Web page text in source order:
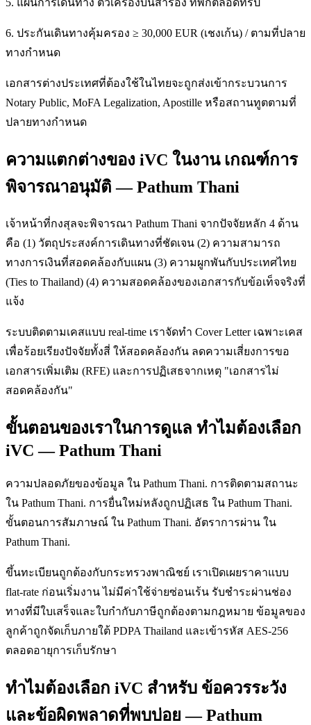
5. แผนการเดินทาง ตั๋วเครื่องบินสำรอง ที่พักตลอดทริป
6. ประกันเดินทางคุ้มครอง ≥ 30,000 EUR (เชงเก้น) / ตามที่ปลาย
ทางกำหนด
เอกสารต่างประเทศที่ต้องใช้ในไทยจะถูกส่งเข้ากระบวนการ
Notary Public, MoFA Legalization, Apostille หรือสถานทูตตามที่
ปลายทางกำหนด
ความแตกต่างของ iVC ในงาน เกณฑ์การ
พิจารณาอนุมัติ — Pathum Thani
เจ้าหน้าที่กงสุลจะพิจารณา Pathum Thani จากปัจจัยหลัก 4 ด้าน
คือ (1) วัตถุประสงค์การเดินทางที่ชัดเจน (2) ความสามารถ
ทางการเงินที่สอดคล้องกับแผน (3) ความผูกพันกับประเทศไทย
(Ties to Thailand) (4) ความสอดคล้องของเอกสารกับข้อเท็จจริงที่
แจ้ง
ระบบติดตามเคสแบบ real-time เราจัดทำ Cover Letter เฉพาะเคส
เพื่อร้อยเรียงปัจจัยทั้งสี่ ให้สอดคล้องกัน ลดความเสี่ยงการขอ
เอกสารเพิ่มเติม (RFE) และการปฏิเสธจากเหตุ "เอกสารไม่
สอดคล้องกัน"
ขั้นตอนของเราในการดูแล ทำไมต้องเลือก
iVC — Pathum Thani
ความปลอดภัยของข้อมูล ใน Pathum Thani. การติดตามสถานะ
ใน Pathum Thani. การยื่นใหม่หลังถูกปฏิเสธ ใน Pathum Thani.
ขั้นตอนการสัมภาษณ์ ใน Pathum Thani. อัตราการผ่าน ใน
Pathum Thani.
ขึ้นทะเบียนถูกต้องกับกระทรวงพาณิชย์ เราเปิดเผยราคาแบบ
flat-rate ก่อนเริ่มงาน ไม่มีค่าใช้จ่ายซ่อนเร้น รับชำระผ่านช่อง
ทางที่มีใบเสร็จและใบกำกับภาษีถูกต้องตามกฎหมาย ข้อมูลของ
ลูกค้าถูกจัดเก็บภายใต้ PDPA Thailand และเข้ารหัส AES-256
ตลอดอายุการเก็บรักษา
ทำไมต้องเลือก iVC สำหรับ ข้อควรระวัง
และข้อผิดพลาดที่พบบ่อย — Pathum